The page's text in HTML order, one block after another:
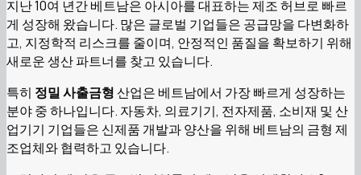
지난 10여 년간 베트남은 아시아를 대표하는 제조 허브로 빠르
게 성장해 왔습니다. 많은 글로벌 기업들은 공급망을 다변화하
고, 지정학적 리스크를 줄이며, 안정적인 품질을 확보하기 위해
새로운 생산 파트너를 찾고 있습니다.
특히 정밀 사출금형산업은 베트남에서 가장 빠르게 성장하는
분야 중 하나입니다. 자동차, 의료기기, 전자제품, 소비재 및 산
업기기 기업들은 신제품 개발과 양산을 위해 베트남의 금형 제
조업체와 협력하고 있습니다.